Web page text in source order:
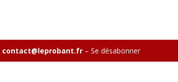
contact@leprobant.fr– Se désabonner